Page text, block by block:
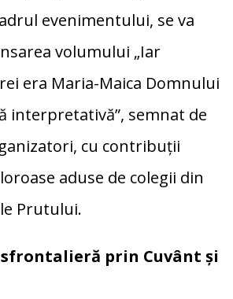
evenimentului, se va
volumului „Iar
era Maria-Maica Domnului
interpretativă”, semnat de
cu contribuții
aduse de colegii din
Prutului.
prin Cuvânt și